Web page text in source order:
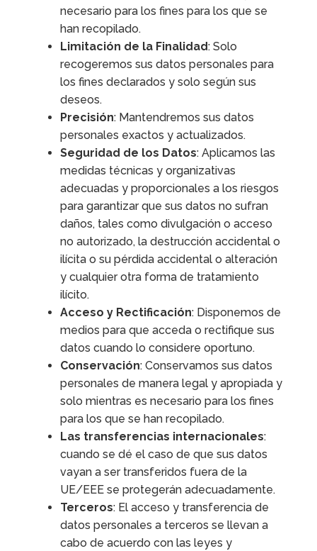
necesario para los fines para los que se
han recopilado.
Limitación de la Finalidad: Solo
recogeremos sus datos personales para
los fines declarados y solo según sus
deseos.
Precisión: Mantendremos sus datos
personales exactos y actualizados.
Seguridad de los Datos: Aplicamos las
medidas técnicas y organizativas
adecuadas y proporcionales a los riesgos
para garantizar que sus datos no sufran
daños, tales como divulgación o acceso
no autorizado, la destrucción accidental o
ilícita o su pérdida accidental o alteración
y cualquier otra forma de tratamiento
ilícito.
Acceso y Rectificación: Disponemos de
medios para que acceda o rectifique sus
datos cuando lo considere oportuno.
Conservación: Conservamos sus datos
personales de manera legal y apropiada y
solo mientras es necesario para los fines
para los que se han recopilado.
Las transferencias internacionales:
cuando se dé el caso de que sus datos
vayan a ser transferidos fuera de la
UE/EEE se protegerán adecuadamente.
Terceros: El acceso y transferencia de
datos personales a terceros se llevan a
cabo de acuerdo con las leyes y